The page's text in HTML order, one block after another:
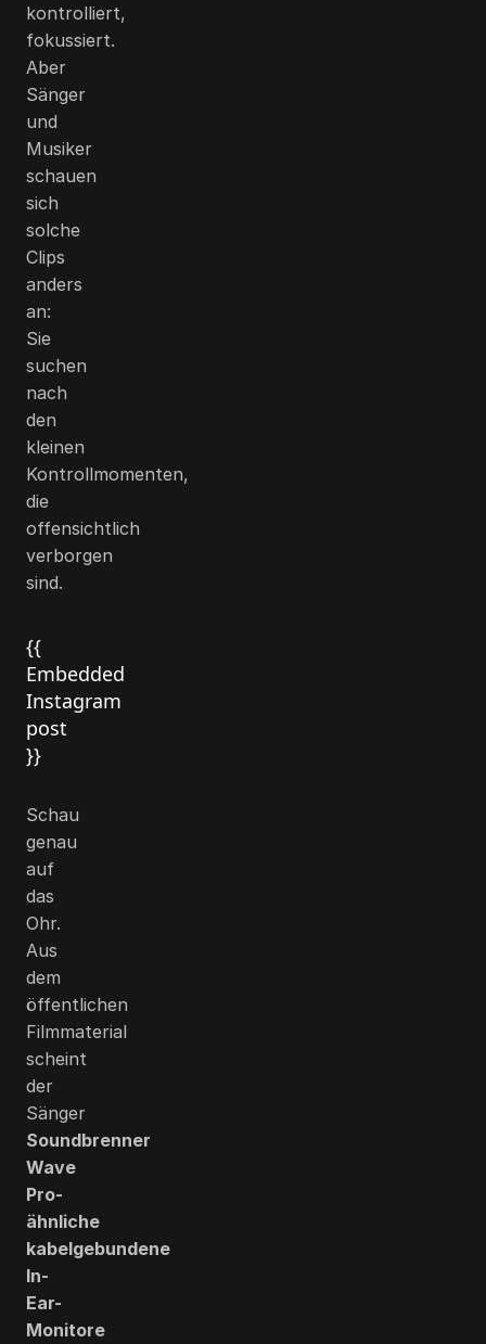
kontrolliert,
fokussiert.
Aber
Sänger
und
Musiker
schauen
sich
solche
Clips
anders
an:
Sie
suchen
nach
den
kleinen
Kontrollmomenten,
die
offensichtlich
verborgen
sind.
{{
Embedded
Instagram
post
}}
Schau
genau
auf
das
Ohr.
Aus
dem
öffentlichen
Filmmaterial
scheint
der
Sänger
Soundbrenner
Wave
Pro-
ähnliche
kabelgebundene
In-
Ear-
Monitore